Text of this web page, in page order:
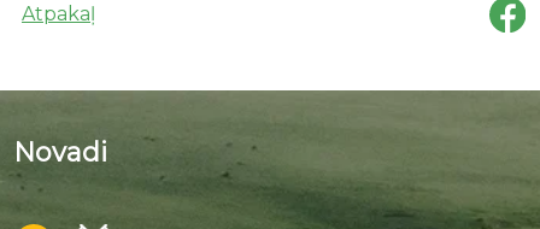
Atpakaļ
Novadi